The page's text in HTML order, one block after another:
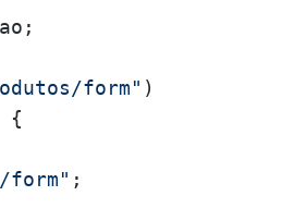
form"
{
form" ;